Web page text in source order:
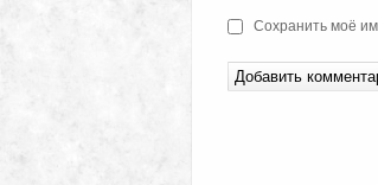
Сохранить моё